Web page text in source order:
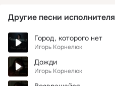
Другие песни исполнителя
Город, которого нет
Игорь Корнелюк
Дожди
Игорь Корнелюк